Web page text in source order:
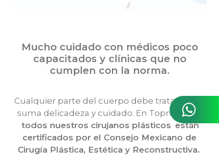
Mucho cuidado con médicos poco
capacitados y clínicas que no
cumplen con la norma.
Cualquier parte del cuerpo debe tratarse con
suma delicadeza y cuidado. En Topmedical,
todos nuestros cirujanos plásticos están
certificados por el Consejo Mexicano de
Cirugía Plástica, Estética y Reconstructiva.